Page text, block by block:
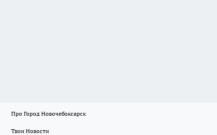
Про Город Новочебоксарск
Твои Новости